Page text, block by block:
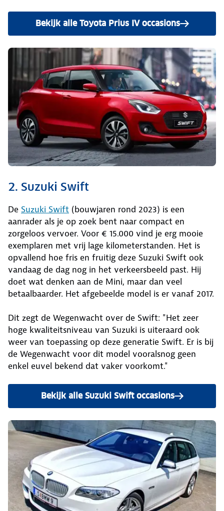
Bekijk alle Toyota Prius IV occasions
2. Suzuki Swift
De Suzuki Swift (bouwjaren rond 2023) is een
aanrader als je op zoek bent naar compact en
zorgeloos vervoer. Voor € 15.000 vind je erg mooie
exemplaren met vrij lage kilometerstanden. Het is
opvallend hoe fris en fruitig deze Suzuki Swift ook
vandaag de dag nog in het verkeersbeeld past. Hij
doet wat denken aan de Mini, maar dan veel
betaalbaarder. Het afgebeelde model is er vanaf 2017.
Dit zegt de Wegenwacht over de Swift: "Het zeer
hoge kwaliteitsniveau van Suzuki is uiteraard ook
weer van toepassing op deze generatie Swift. Er is bij
de Wegenwacht voor dit model vooralsnog geen
enkel euvel bekend dat vaker voorkomt."
Bekijk alle Suzuki Swift occasions